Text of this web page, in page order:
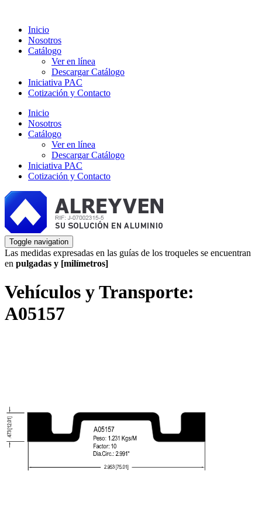
Inicio
Nosotros
Catálogo
Ver en línea
Descargar Catálogo
Iniciativa PAC
Cotización y Contacto
Inicio
Nosotros
Catálogo
Ver en línea
Descargar Catálogo
Iniciativa PAC
Cotización y Contacto
Toggle navigation
Las medidas expresadas en las guías de los troqueles se encuentran
en pulgadas y [milímetros]
Vehículos y Transporte:
A05157